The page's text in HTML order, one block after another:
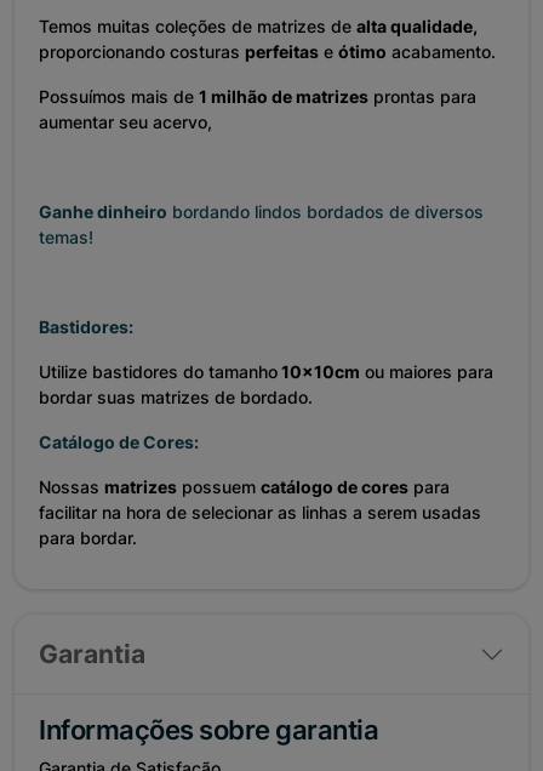
Temos muitas coleções de matrizes de alta qualidade,
proporcionando costuras perfeitas e ótimo acabamento.
Possuímos mais de 1 milhão de matrizes prontas para
aumentar seu acervo,
Ganhe dinheiro bordando lindos bordados de diversos
temas!
Bastidores:
Utilize bastidores do tamanho10x10cm ou maiores para
bordar suas matrizes de bordado.
Catálogo de Cores:
Nossas matrizes possuem catálogo de cores para
facilitar na hora de selecionar as linhas a serem usadas
para bordar.
Garantia
Informações sobre garantia